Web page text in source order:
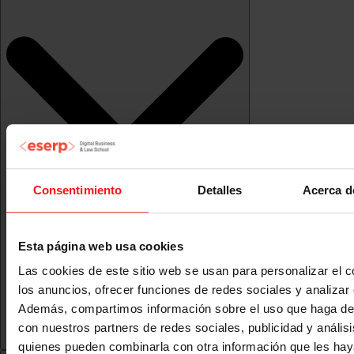
Consentimiento Detalles Acerca
Esta página web usa cookies
Las cookies de este sitio web se usan para personalizar el
los anuncios, ofrecer funciones de redes sociales y analizar
Además, compartimos información sobre el uso que haga
con nuestros partners de redes sociales, publicidad y
quienes pueden combinarla con otra información que les